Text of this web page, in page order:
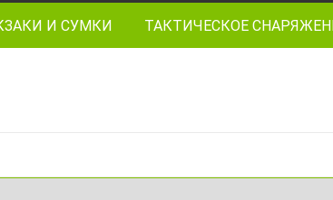
И СУМКИ ТАКТИЧЕСКОЕ